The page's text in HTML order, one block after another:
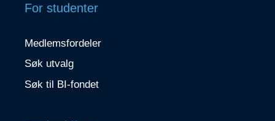
For studenter
Medlemsfordeler
Søk utvalg
Søk til BI-fondet